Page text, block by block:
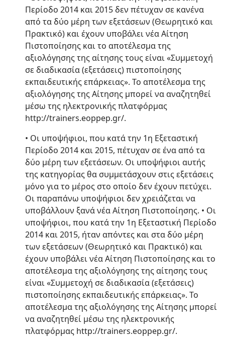
Περίοδο 2014 και 2015 δεν πέτυχαν σε κανένα
από τα δύο μέρη των εξετάσεων (Θεωρητικό και
Πρακτικό) και έχουν υποβάλει νέα Αίτηση
Πιστοποίησης και το αποτέλεσμα της
αξιολόγησης της αίτησης τους είναι «Συμμετοχή
σε διαδικασία (εξετάσεις) πιστοποίησης
εκπαιδευτικής επάρκειας». Το αποτέλεσμα της
αξιολόγησης της Αίτησης μπορεί να αναζητηθεί
μέσω της ηλεκτρονικής πλατφόρμας
http://trainers.eoppep.gr/.
• Οι υποψήφιοι, που κατά την 1η Εξεταστική
Περίοδο 2014 και 2015, πέτυχαν σε ένα από τα
δύο μέρη των εξετάσεων. Οι υποψήφιοι αυτής
της κατηγορίας θα συμμετάσχουν στις εξετάσεις
μόνο για το μέρος στο οποίο δεν έχουν πετύχει.
Οι παραπάνω υποψήφιοι δεν χρειάζεται να
υποβάλλουν ξανά νέα Αίτηση Πιστοποίησης. • Οι
υποψήφιοι, που κατά την 1η Εξεταστική Περίοδο
2014 και 2015, ήταν απόντες και στα δύο μέρη
των εξετάσεων (Θεωρητικό και Πρακτικό) και
έχουν υποβάλει νέα Αίτηση Πιστοποίησης και το
αποτέλεσμα της αξιολόγησης της αίτησης τους
είναι «Συμμετοχή σε διαδικασία (εξετάσεις)
πιστοποίησης εκπαιδευτικής επάρκειας». Το
αποτέλεσμα της αξιολόγησης της Αίτησης μπορεί
να αναζητηθεί μέσω της ηλεκτρονικής
πλατφόρμας http://trainers.eoppep.gr/.